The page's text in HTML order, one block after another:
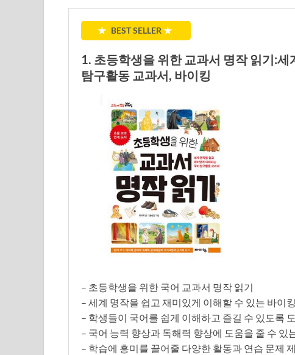
★ BEST SELLER ★
1. 초등학생을 위한 교과서 명작 읽기:
탐구활동 교과서, 바이킹
– 초등학생을 위한 국어 교과서 명작 읽기
– 세계 명작을 쉽고 재미있게 이해할 수 있는 바이
– 학생들이 국어를 쉽게 이해하고 즐길 수 있도록
– 국어 능력 향상과 독해력 향상에 도움을 줄 수 있
– 학습에 흥미를 끌어줄 다양한 활동과 연습 문제